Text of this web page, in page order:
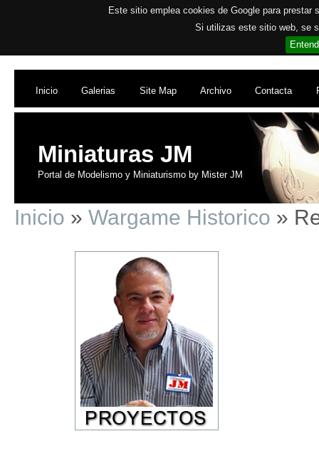
Este sitio emplea cookies de Google para
Si utilizas este sitio web, se
Inicio Galerias Site Map Archivo Contacta
Miniaturas JM
Portal de Modelismo y Miniaturismo by Mister JM
Inicio » Wargame Historico »